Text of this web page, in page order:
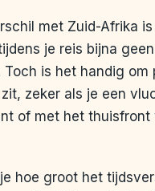
met Zuid-Afrika is
je reis bijna
Toch is het handig om
zeker als je een
of met het thuisfront
hoe groot het